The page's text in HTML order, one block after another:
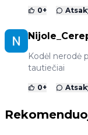
0+
Kodėl nerodė
tautiečiai
0+